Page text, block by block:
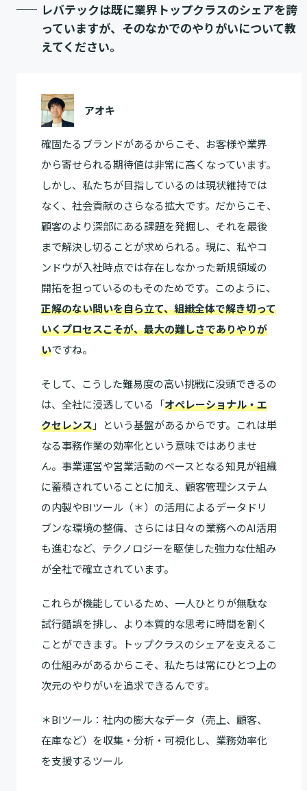
レバテックは既に業界トップクラスのシェアを誇
っていますが、そのなかでのやりがいについて教
えてください。
アオキ
確固たるブランドがあるからこそ、お客様や業界
から寄せられる期待値は非常に高くなっています。
しかし、私たちが目指しているのは現状維持では
なく、社会貢献のさらなる拡大です。だからこそ、
顧客のより深部にある課題を発掘し、それを最後
まで解決し切ることが求められる。現に、私やコ
ンドウが入社時点では存在しなかった新規領域の
開拓を担っているのもそのためです。このように、
正解のない問いを自ら立て、組織全体で解き切って
いくプロセスこそが、最大の難しさでありやりが
いですね。
そして、こうした難易度の高い挑戦に没頭できるの
は、全社に浸透している「オペレーショナル・エ
クセレンス」という基盤があるからです。これは単
なる事務作業の効率化という意味ではありませ
ん。事業運営や営業活動のベースとなる知見が組織
に蓄積されていることに加え、顧客管理システム
の内製やBIツール（＊）の活用によるデータドリ
ブンな環境の整備、さらには日々の業務へのAI活用
も進むなど、テクノロジーを駆使した強力な仕組み
が全社で確立されています。
これらが機能しているため、一人ひとりが無駄な
試行錯誤を排し、より本質的な思考に時間を割く
ことができます。トップクラスのシェアを支えるこ
の仕組みがあるからこそ、私たちは常にひとつ上の
次元のやりがいを追求できるんです。
＊BIツール：社内の膨大なデータ（売上、顧客、
在庫など）を収集・分析・可視化し、業務効率化
を支援するツール